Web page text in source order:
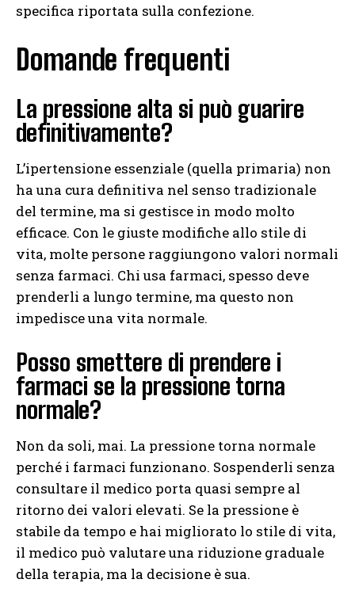
specifica riportata sulla confezione.
Domande frequenti
La pressione alta si può guarire
definitivamente?
L’ipertensione essenziale (quella primaria) non
ha una cura definitiva nel senso tradizionale
del termine, ma si gestisce in modo molto
efficace. Con le giuste modifiche allo stile di
vita, molte persone raggiungono valori normali
senza farmaci. Chi usa farmaci, spesso deve
prenderli a lungo termine, ma questo non
impedisce una vita normale.
Posso smettere di prendere i
farmaci se la pressione torna
normale?
Non da soli, mai. La pressione torna normale
perché i farmaci funzionano. Sospenderli senza
consultare il medico porta quasi sempre al
ritorno dei valori elevati. Se la pressione è
stabile da tempo e hai migliorato lo stile di vita,
il medico può valutare una riduzione graduale
della terapia, ma la decisione è sua.